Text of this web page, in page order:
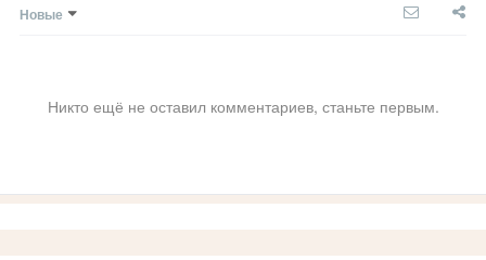
Новые
Никто ещё не оставил комментариев, станьте первым.